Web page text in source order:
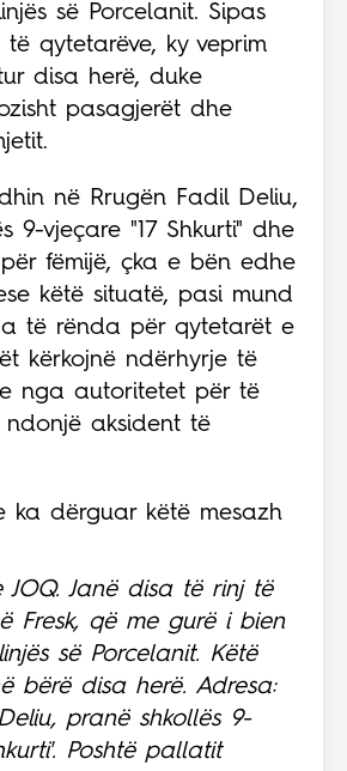
së Porcelanit. Sipas
të qytetarëve, ky veprim
disa herë, duke
pasagjerët dhe
në Rrugën Fadil Deliu,
9-vjeçare "17 Shkurti" dhe
fëmijë, çka e bën edhe
këtë situatë, pasi mund
të rënda për qytetarët e
kërkojnë ndërhyrje të
nga autoritetet për të
aksident të
ka dërguar këtë mesazh
JOQ. Janë disa të rinj të
Fresk, që me gurë i bien
së Porcelanit. Këtë
bërë disa herë. Adresa:
pranë shkollës 9-
Poshtë pallatit